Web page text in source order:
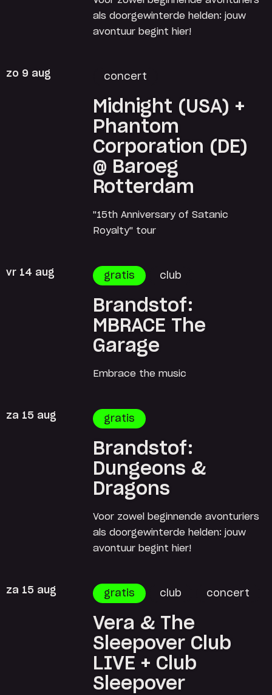
als doorgewinterde helden: jouw
avontuur begint hier!
zo 9 aug concert
Midnight (USA) +
Phantom
Corporation (DE)
@ Baroeg
Rotterdam
"15th Anniversary of Satanic
Royalty" tour
vr 14 aug gratis club
Brandstof:
MBRACE The
Garage
Embrace the music
za 15 aug gratis
Brandstof:
Dungeons &
Dragons
Voor zowel beginnende avonturiers
als doorgewinterde helden: jouw
avontuur begint hier!
za 15 aug gratis club concert
Vera & The
Sleepover Club
LIVE + Club
Sleepover